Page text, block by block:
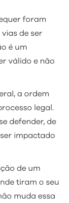
foram
de ser
é um
válido e não
a ordem
legal.
defender, de
impactado
de um
tiram o seu
muda essa